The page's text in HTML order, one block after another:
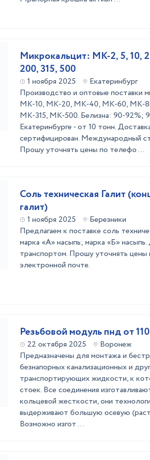
Микрокальцит: МК-2, 5, 10,
200, 315, 500
1 ноября 2025
Екатеринбург
Производство и оптовые
МК-10, МК-20, МК-40, МК-60, МК-
МК-315, МК-500. Белизна: 90-92%;
Екатеринбурге - от 10 тонн.
сертифицирован. Международный
Прошу уточнять цены по телефо ...
Соль техническая Галит
галит)
1 ноября 2025
Березники
Предлагаем к поставке соль
марка «А» насыпь; марка «Б»
транспортом. Прошу уточнять
электронной почте.
Резьбовой модуль пнд от
22 октября 2025
Воронеж
Предназначены для монтажа и
безнапорных канализационных и
транспортирующих жидкости, к
стоек. Все соединения
кольцевой жесткости, они
выдерживают большую осевую
Возможно изгот ...